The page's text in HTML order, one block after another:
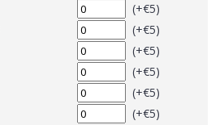
(+€5)
(+€5)
(+€5)
(+€5)
(+€5)
(+€5)